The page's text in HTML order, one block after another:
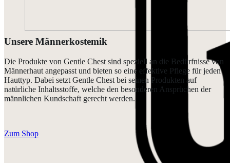
Unsere Männerkostemik
Die Produkte von Gentle Chest sind speziell an die Bedürfnisse von
Männerhaut angepasst und bieten so eine effektive Pflege für jeden
Hauttyp. Dabei setzt Gentle Chest bei seinen Produkten auf
natürliche Inhaltsstoffe, welche den besonderen Ansprüchen der
männlichen Kundschaft gerecht werden.
Zum Shop